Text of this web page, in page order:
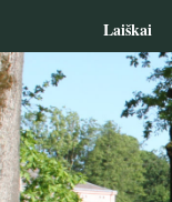
Laiškai